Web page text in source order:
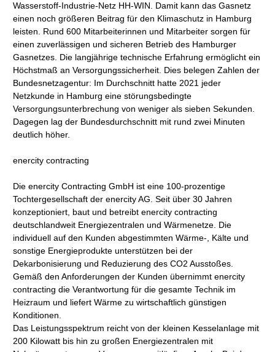
Wasserstoff-Industrie-Netz HH-WIN. Damit kann das Gasnetz
einen noch größeren Beitrag für den Klimaschutz in Hamburg
leisten. Rund 600 Mitarbeiterinnen und Mitarbeiter sorgen für
einen zuverlässigen und sicheren Betrieb des Hamburger
Gasnetzes. Die langjährige technische Erfahrung ermöglicht ein
Höchstmaß an Versorgungssicherheit. Dies belegen Zahlen der
Bundesnetzagentur: Im Durchschnitt hatte 2021 jeder
Netzkunde in Hamburg eine störungsbedingte
Versorgungsunterbrechung von weniger als sieben Sekunden.
Dagegen lag der Bundesdurchschnitt mit rund zwei Minuten
deutlich höher.
enercity contracting
Die enercity Contracting GmbH ist eine 100-prozentige
Tochtergesellschaft der enercity AG. Seit über 30 Jahren
konzeptioniert, baut und betreibt enercity contracting
deutschlandweit Energiezentralen und Wärmenetze. Die
individuell auf den Kunden abgestimmten Wärme-, Kälte und
sonstige Energieprodukte unterstützen bei der
Dekarbonisierung und Reduzierung des CO2 Ausstoßes.
Gemäß den Anforderungen der Kunden übernimmt enercity
contracting die Verantwortung für die gesamte Technik im
Heizraum und liefert Wärme zu wirtschaftlich günstigen
Konditionen.
Das Leistungsspektrum reicht von der kleinen Kesselanlage mit
200 Kilowatt bis hin zu großen Energiezentralen mit